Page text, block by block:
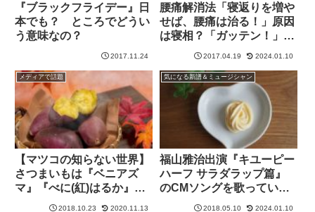
『ブラックフライデー』日
本でも？ ところでどうい
う意味なの？
2017.11.24
腰痛解消法「寝返りを増や
せば、腰痛は治る！」原因
は寝相？「ガッテン！」で
2017.04.19 2024.01.10
メディアで話題
【マツコの知らない世界】
さつまいもは『ベニアズ
マ』『べに(紅)はるか』、
それとも『紅きらら』
2018.10.23 2020.11.13
気になる新譜＆ミュージシャン
福山雅治出演『キユーピー
ハーフ サラダラップ篇』
のCMソングを歌っている
のは “テイラー・マシュー
2018.05.10 2024.01.10